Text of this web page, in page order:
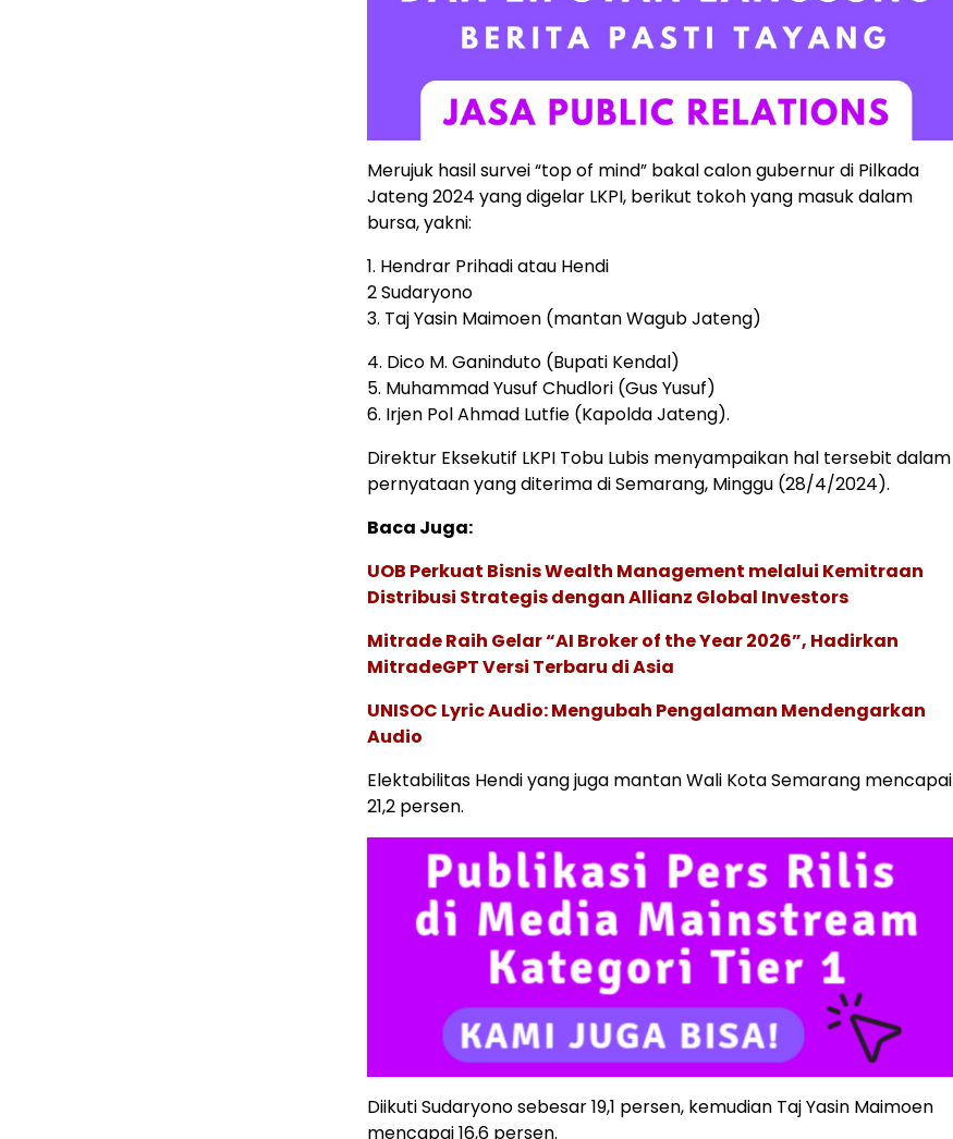
Merujuk hasil survei “top of mind” bakal calon gubernur di Pilkada
Jateng 2024 yang digelar LKPI, berikut tokoh yang masuk dalam
bursa, yakni:
1. Hendrar Prihadi atau Hendi
2 Sudaryono
3. Taj Yasin Maimoen (mantan Wagub Jateng)
4. Dico M. Ganinduto (Bupati Kendal)
5. Muhammad Yusuf Chudlori (Gus Yusuf)
6. Irjen Pol Ahmad Lutfie (Kapolda Jateng).
Direktur Eksekutif LKPI Tobu Lubis menyampaikan hal tersebit dalam
pernyataan yang diterima di Semarang, Minggu (28/4/2024).
Baca Juga:
UOB Perkuat Bisnis Wealth Management melalui Kemitraan
Distribusi Strategis dengan Allianz Global Investors
Mitrade Raih Gelar “AI Broker of the Year 2026”, Hadirkan
MitradeGPT Versi Terbaru di Asia
UNISOC Lyric Audio: Mengubah Pengalaman Mendengarkan
Audio
Elektabilitas Hendi yang juga mantan Wali Kota Semarang mencapai
21,2 persen.
Diikuti Sudaryono sebesar 19,1 persen, kemudian Taj Yasin Maimoen
mencapai 16,6 persen.